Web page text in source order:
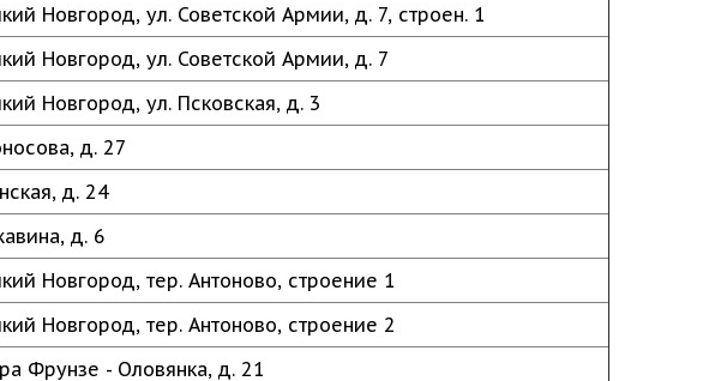
Новгород, ул. Советской Армии, д. 7, строен. 1
Новгород, ул. Советской Армии, д. 7
Новгород, ул. Псковская, д. 3
д. 27
д. 24
д. 6
Новгород, тер. Антоново, строение 1
Новгород, тер. Антоново, строение 2
Фрунзе - Оловянка, д. 21